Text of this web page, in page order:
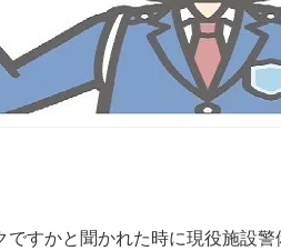
すかと聞かれた時に現役施設警